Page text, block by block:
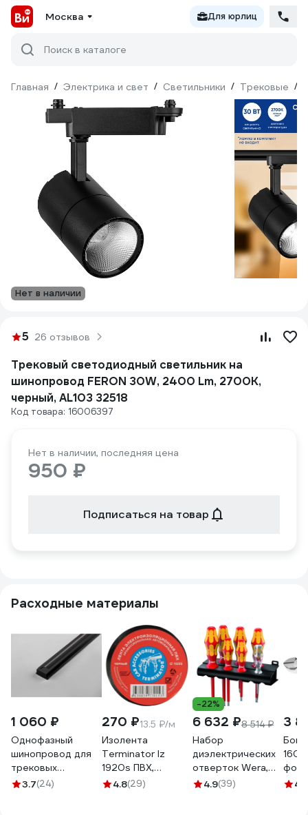
Москва Для юрлиц
Поиск в каталоге
Главная / Электрика и свет / Светильники / Трековые /
Нет в наличии
5 26 отзывов
Трековый светодиодный светильник на
шинопровод FERON 30W, 2400 Lm, 2700К,
черный, AL103 32518
Код товара: 16006397
Нет в наличии, последняя цена
950 ₽
Подписаться на товар
Расходные материалы
1 060 ₽
Однофазный
шинопровод для
трековых
светильников
3.7(24)
270 ₽13.5 ₽/м
Изолента
Terminator Iz
1920s ПВХ,
черная,
4.8(29)
-22%
6 632 ₽8 514 ₽
Набор
диэлектрических
отверток Wera,
VDE, индикатор
4.9(39)
3
160
3-4.5